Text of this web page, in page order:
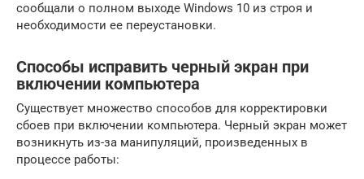
сообщали о полном выходе Windows 10 из строя и
необходимости ее переустановки.
Способы исправить черный экран при
включении компьютера
Существует множество способов для корректировки
сбоев при включении компьютера. Черный экран может
возникнуть из-за манипуляций, произведенных в
процессе работы: